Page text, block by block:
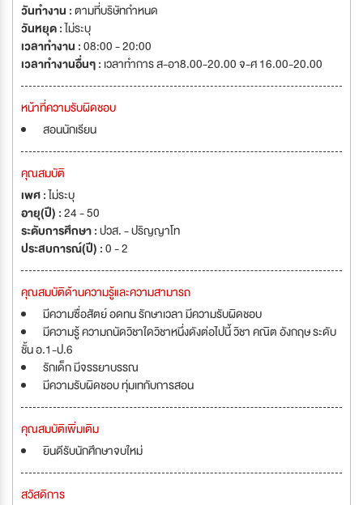
วันทำงาน :ตามที่บริษัทกำหนด
วันหยุด :ไม่ระบุ
เวลาทำงาน :08:00 - 20:00
เวลาทำงานอื่นๆ : เวลาทำการ ส-อา8.00-20.00 จ-ศ 16.00-20.00
หน้าที่ความรับผิดชอบ
สอนนักเรียน
คุณสมบัติ
เพศ :ไม่ระบุ
อายุ(ปี) :24 - 50
ระดับการศึกษา :ปวส. - ปริญญาโท
ประสบการณ์(ปี) :0 - 2
คุณสมบัติด้านความรู้และความสามารถ
มีความซื่อสัตย์ อดทน รักษาเวลา มีความรับผิดชอบ
มีความรู้ ความถนัดวิชาใดวิชาหนึ่งดังต่อไปนี้ วิชา คณิต อังกฤษ ระดับ
ชั้น อ.1-ป.6
รักเด็ก มีจรรยาบรรณ
มีความรับผิดชอบ ทุ่มเทกับการสอน
คุณสมบัติเพิ่มเติม
ยินดีรับนักศึกษาจบใหม่
สวัสดิการ